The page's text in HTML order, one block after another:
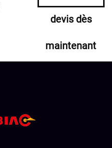
devis dès
maintenant